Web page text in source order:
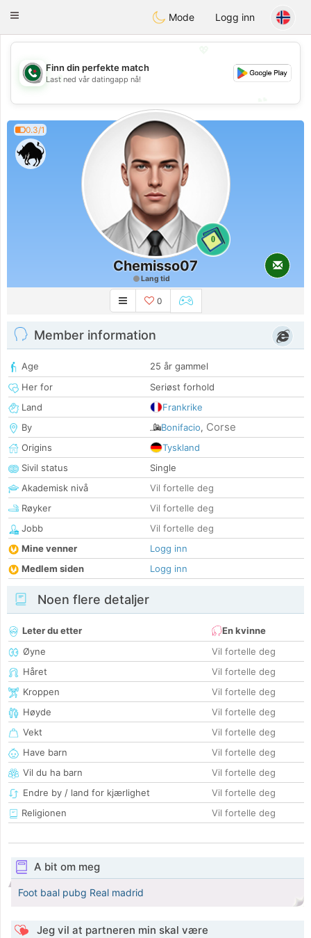
Weshrak
Toggle
Mode Logg inn
💖
💕
Finn din perfekte match
Last ned vår datingapp nå!
0.3/1
0
Chemisso07
Lang tid
0
Member information
Age
25 år gammel
Her for
Seriøst forhold
Land
Frankrike
By
Bonifacio, Corse
Origins
Tyskland
Sivil status
Single
Akademisk nivå
Vil fortelle deg
Røyker
Vil fortelle deg
Jobb
Vil fortelle deg
Mine venner
Logg inn
Medlem siden
Logg inn
Noen flere detaljer
Leter du etter
En kvinne
Øyne
Vil fortelle deg
Håret
Vil fortelle deg
Kroppen
Vil fortelle deg
Høyde
Vil fortelle deg
Vekt
Vil fortelle deg
Have barn
Vil fortelle deg
Vil du ha barn
Vil fortelle deg
Endre by / land for kjærlighet
Vil fortelle deg
Religionen
Vil fortelle deg
A bit om meg
Foot baal pubg Real madrid
Jeg vil at partneren min skal være